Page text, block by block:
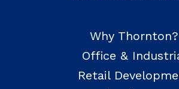
Why Thornton?
Office &
Retail